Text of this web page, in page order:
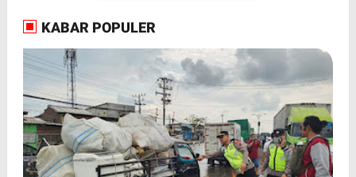
KABAR POPULER